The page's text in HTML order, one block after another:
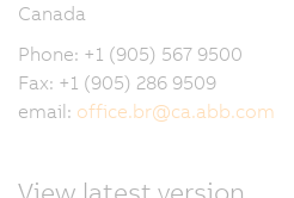
Canada
Phone: +1 (905) 567 9500
Fax: +1 (905) 286 9509
email: office.br@ca.abb.com